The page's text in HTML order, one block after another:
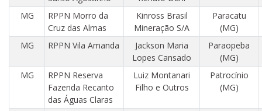
MG
RPPN Morro da
Cruz das Almas
Kinross Brasil
Mineração S/A
Paracatu
(MG)
MG RPPN Vila Amanda
Jackson Maria
Lopes Cansado
Paraopeba
(MG)
MG
RPPN Reserva
Fazenda Recanto
das Águas Claras
Luiz Montanari
Filho e Outros
Patrocínio
(MG)